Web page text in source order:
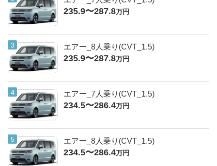
235.9〜287.8万円
エアー_8人乗り(CVT_1.5)
235.9〜287.8万円
エアー_7人乗り(CVT_1.5)
234.5〜286.4万円
エアー_8人乗り(CVT_1.5)
234.5〜286.4万円